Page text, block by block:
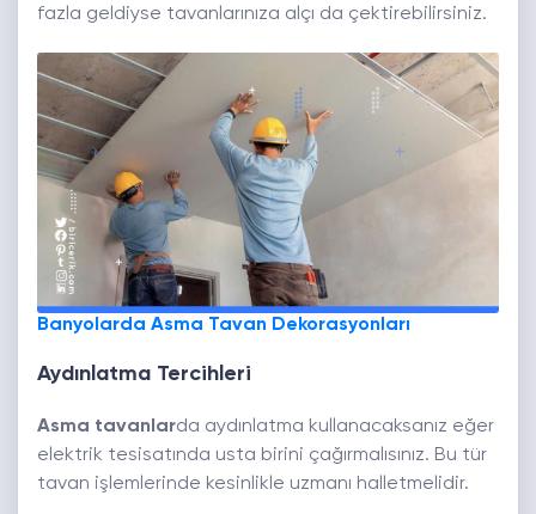
fazla geldiyse tavanlarınıza alçı da çektirebilirsiniz.
Banyolarda Asma Tavan Dekorasyonları
Aydınlatma Tercihleri
Asma tavanlarda aydınlatma kullanacaksanız eğer
elektrik tesisatında usta birini çağırmalısınız. Bu tür
tavan işlemlerinde kesinlikle uzmanı halletmelidir.